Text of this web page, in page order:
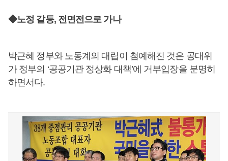
◆노정 갈등, 전면전으로 가나
박근혜 정부와 노동계의 대립이 첨예해진 것은 공대위
가 정부의 ‘공공기관 정상화 대책’에 거부입장을 분명히
하면서다.